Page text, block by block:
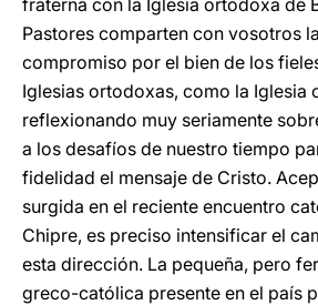
fraterna con la Iglesia ortodoxa de
Pastores comparten con vosotros
compromiso por el bien de los
Iglesias ortodoxas, como la Iglesia
reflexionando muy seriamente
a los desafíos de nuestro tiempo
fidelidad el mensaje de Cristo.
surgida en el reciente encuentro
Chipre, es preciso intensificar el
esta dirección. La pequeña, pero
greco-católica presente en el país